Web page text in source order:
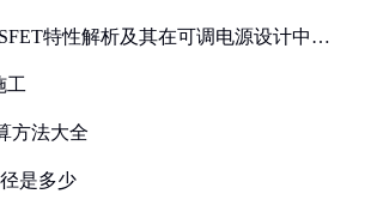
特性解析及其在可调电源设计中的
工
方法大全
是多少